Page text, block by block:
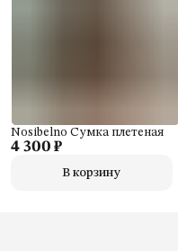
4 300 ₽
Nosibelno Сумка плетеная
В корзину